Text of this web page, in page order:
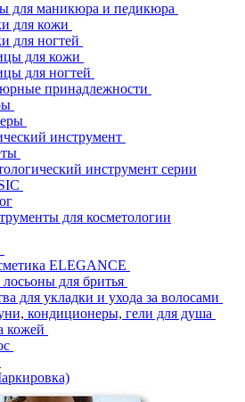
для маникюра и педикюра
для кожи
для ногтей
для кожи
для ногтей
принадлежности
инструмент
инструмент серии
для косметологии
ELEGANCE
для бритья
для укладки и ухода за волосами
кондиционеры, гели для душа
кожей